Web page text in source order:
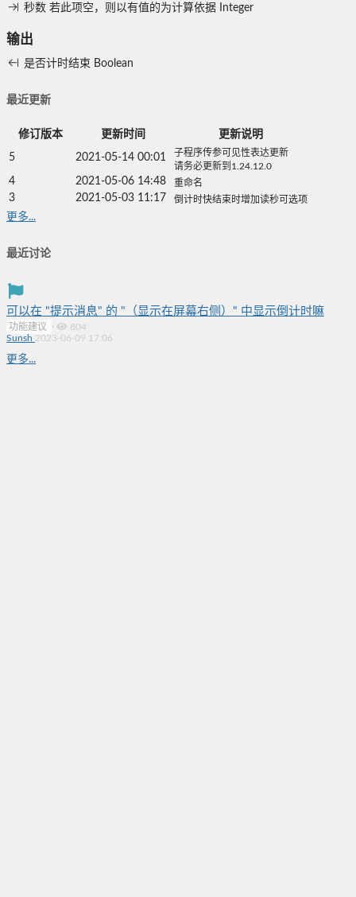
秒数 若此项空，则以有值的为计算依据 Integer
输出
是否计时结束 Boolean
最近更新
修订版本 更新时间 更新说明
5 2021-05-14 00:01
子程序传参可见性表达更新
请务必更新到1.24.12.0
4 2021-05-06 14:48 重命名
3 2021-05-03 11:17 倒计时快结束时增加读秒可选项
更多...
最近讨论
可以在 "提示消息" 的 "（显示在屏幕右侧）" 中显示倒计时嘛
功能建议 ·
804
Sunsh 2023-06-09 17:06
更多...